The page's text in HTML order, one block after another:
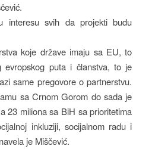
svih da projekti budu
koje države imaju sa EU, to
evropskog puta i članstva, to je
same pregovore o partnerstvu.
sa Crnom Gorom do sada je
23 miliona sa BiH sa prioritetima
inkluziji, socijalnom radu i
je Miščević.